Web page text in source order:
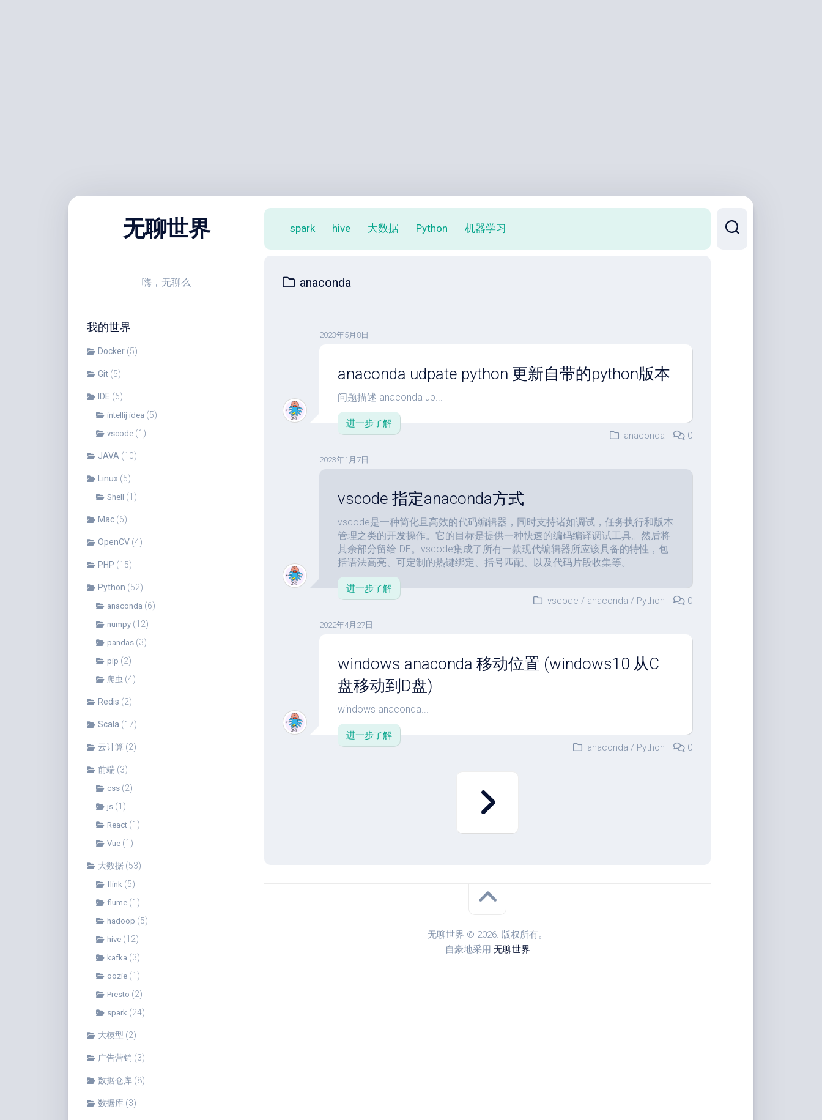
无聊世界
嗨，无聊么
我的世界
Docker (5)
Git (5)
IDE (6)
intellij idea (5)
vscode (1)
JAVA (10)
Linux (5)
Shell (1)
Mac (6)
OpenCV (4)
PHP (15)
Python (52)
anaconda (6)
numpy (12)
pandas (3)
pip (2)
爬虫 (4)
Redis (2)
Scala (17)
云计算 (2)
前端 (3)
css (2)
js (1)
React (1)
Vue (1)
大数据 (53)
flink (5)
flume (1)
hadoop (5)
hive (12)
kafka (3)
oozie (1)
Presto (2)
spark (24)
大模型 (2)
广告营销 (3)
数据仓库 (8)
数据库 (3)
spark hive 大数据 Python 机器学习
anaconda
2023年5月8日
anaconda udpate python 更新自带的python版本
问题描述 anaconda up...
进一步了解
anaconda
0
2023年1月7日
vscode 指定anaconda方式
vscode是一种简化且高效的代码编辑器，同时支持诸如调试，任务执行和版本
管理之类的开发操作。它的目标是提供一种快速的编码编译调试工具。然后将
其余部分留给IDE。vscode集成了所有一款现代编辑器所应该具备的特性，包
括语法高亮、可定制的热键绑定、括号匹配、以及代码片段收集等。
进一步了解
vscode / anaconda / Python 0
2022年4月27日
windows anaconda 移动位置 (windows10 从C
盘移动到D盘)
windows anaconda...
进一步了解
anaconda / Python 0
无聊世界 © 2026. 版权所有。
自豪地采用 无聊世界